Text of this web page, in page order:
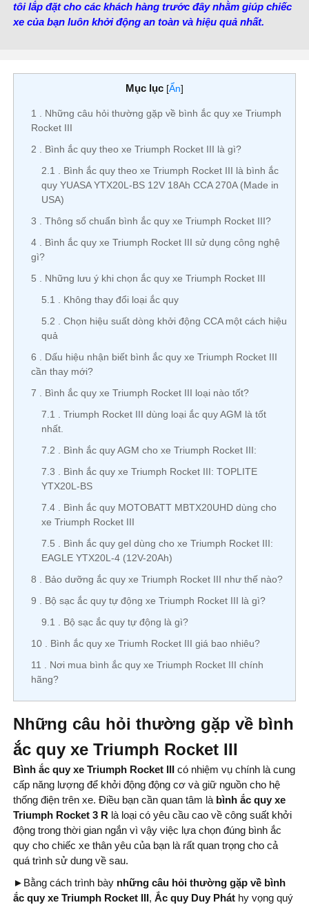
tôi lắp đặt cho các khách hàng trước đây nhằm giúp chiếc
xe của bạn luôn khởi động an toàn và hiệu quả nhất.
Mục lục [Ẩn]
1
Những câu hỏi thường gặp về bình ắc quy xe Triumph
Rocket III
2
Bình ắc quy theo xe Triumph Rocket III là gì?
2.1
Bình ắc quy theo xe Triumph Rocket III là bình ắc
quy YUASA YTX20L-BS 12V 18Ah CCA 270A (Made in
USA)
3
Thông số chuẩn bình ắc quy xe Triumph Rocket III?
4
Bình ắc quy xe Triumph Rocket III sử dụng công nghệ
gì?
5
Những lưu ý khi chọn ắc quy xe Triumph Rocket III
5.1
Không thay đổi loại ắc quy
5.2
Chọn hiệu suất dòng khởi động CCA một cách hiệu
quả
6
Dấu hiệu nhận biết bình ắc quy xe Triumph Rocket III
cần thay mới?
7
Bình ắc quy xe Triumph Rocket III loại nào tốt?
7.1
Triumph Rocket III dùng loại ắc quy AGM là tốt
nhất.
7.2
Bình ắc quy AGM cho xe Triumph Rocket III:
7.3
Bình ắc quy xe Triumph Rocket III: TOPLITE
YTX20L-BS
7.4
Bình ắc quy MOTOBATT MBTX20UHD dùng cho
xe Triumph Rocket III
7.5
Bình ắc quy gel dùng cho xe Triumph Rocket III:
EAGLE YTX20L-4 (12V-20Ah)
8
Bảo dưỡng ắc quy xe Triumph Rocket III như thế nào?
9
Bộ sạc ắc quy tự động xe Triumph Rocket III là gì?
9.1
Bộ sạc ắc quy tự động là gì?
10
Bình ắc quy xe Triumh Rocket III giá bao nhiêu?
11
Nơi mua bình ắc quy xe Triumph Rocket III chính
hãng?
Những câu hỏi thường gặp về bình
ắc quy xe Triumph Rocket III
Bình ắc quy xe Triumph Rocket III có nhiệm vụ chính là cung
cấp năng lượng để khởi động động cơ và giữ nguồn cho hệ
thống điện trên xe. Điều bạn cần quan tâm là bình ắc quy xe
Triumph Rocket 3 R là loại có yêu cầu cao về công suất khởi
động trong thời gian ngắn vì vậy việc lựa chọn đúng bình ắc
quy cho chiếc xe thân yêu của bạn là rất quan trọng cho cả
quá trình sử dung về sau.
► Bằng cách trình bày những câu hỏi thường gặp về bình
ắc quy xe Triumph Rocket III, Ắc quy Duy Phát hy vọng quý